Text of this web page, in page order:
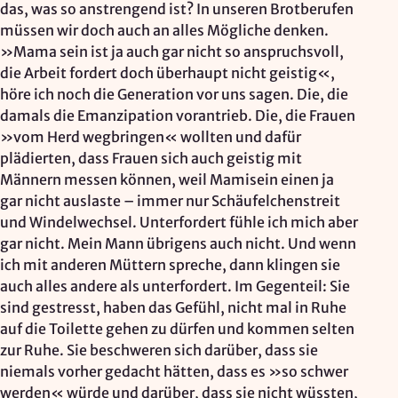
das, was so anstrengend ist? In unseren Brotberufen
müssen wir doch auch an alles Mögliche denken.
»Mama sein ist ja auch gar nicht so anspruchsvoll,
die Arbeit fordert doch überhaupt nicht geistig«,
höre ich noch die Generation vor uns sagen. Die, die
damals die Emanzipation vorantrieb. Die, die Frauen
»vom Herd wegbringen« wollten und dafür
plädierten, dass Frauen sich auch geistig mit
Männern messen können, weil Mamisein einen ja
gar nicht auslaste – immer nur Schäufelchenstreit
und Windelwechsel. Unterfordert fühle ich mich aber
gar nicht. Mein Mann übrigens auch nicht. Und wenn
ich mit anderen Müttern spreche, dann klingen sie
auch alles andere als unterfordert. Im Gegenteil: Sie
sind gestresst, haben das Gefühl, nicht mal in Ruhe
auf die Toilette gehen zu dürfen und kommen selten
zur Ruhe. Sie beschweren sich darüber, dass sie
niemals vorher gedacht hätten, dass es »so schwer
werden« würde und darüber, dass sie nicht wüssten,
Zweck:
Kartendarstellung
Rechtsgrundlage: Art. 6 Abs. 1 lit. a DSGVO
Vimeo
Anbieter:
Vimeo Inc., USA
Zweck:
Videowiedergabe
Rechtsgrundlage: Art. 6 Abs. 1 lit. a DSGVO
Matomo (Webanalyse)
Anbieter:
Vereinigung der Waldorfkindergärten e. V.